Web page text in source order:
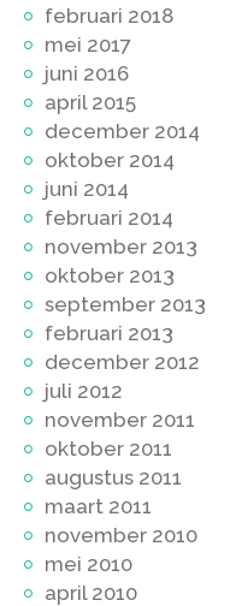
februari 2018
mei 2017
juni 2016
april 2015
december 2014
oktober 2014
juni 2014
februari 2014
november 2013
oktober 2013
september 2013
februari 2013
december 2012
juli 2012
november 2011
oktober 2011
augustus 2011
maart 2011
november 2010
mei 2010
april 2010